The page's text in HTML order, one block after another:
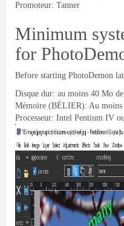
Promoteur: Tanner
Minimum
for
Before starting PhotoDemon
Disque dur: au moins 40 Mo
Mémoire (BÉLIER): Au
Processeur: Intel Pentium IV